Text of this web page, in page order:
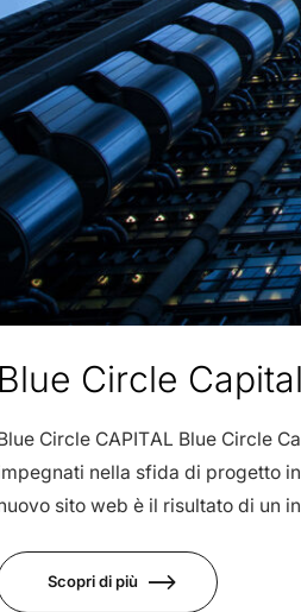
Blue Circle
Circle CAPITAL Blue Circle
nella sfida di progetto
sito web è il risultato di un
Scopri di più